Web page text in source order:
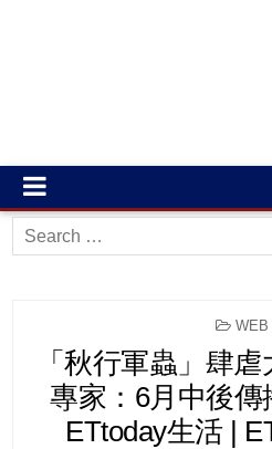
Search
for:
WEB
「秋行軍蟲」肆
專家：6月中後傳
ETtoday生活 |